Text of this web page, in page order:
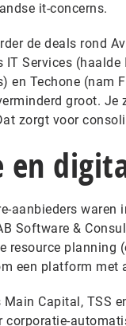
it-concerns.
de deals rond
IT Services
en Techone (nam
groot. Je
zorgt voor
en
aanbieders waren
Software &
resource
een platform met
Main Capital, TSS
corporatie-